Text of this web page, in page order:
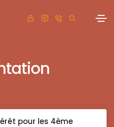
pour les 4ème